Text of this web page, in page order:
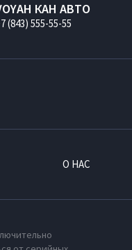
КАН АВТО
(843) 555-55-55
О НАС